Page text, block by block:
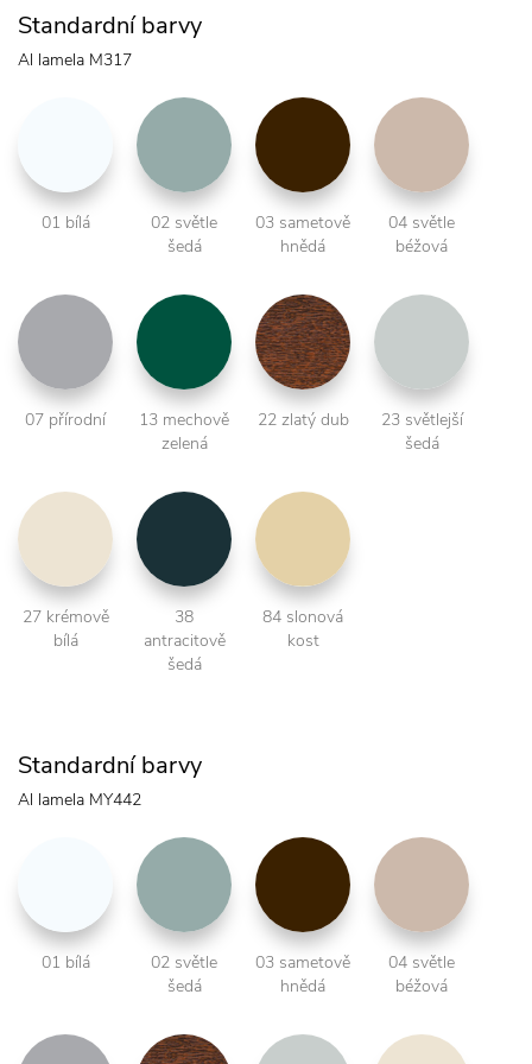
Standardní barvy
Al lamela M317
01 bílá
02 světle
šedá
03 sametově
hnědá
04 světle
béžová
07 přírodní
13 mechově
zelená
22 zlatý dub
23 světlejší
šedá
27 krémově
bílá
38
antracitově
šedá
84 slonová
kost
Standardní barvy
Al lamela MY442
01 bílá
02 světle
šedá
03 sametově
hnědá
04 světle
béžová